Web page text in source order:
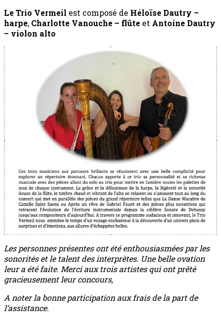
Le Trio Vermeil est composé de Héloïse Dautry –
harpe, Charlotte Vanouche – flûte et Antoine Dautry
– violon alto
Les personnes présentes ont été enthousiasmées par les
sonorités et le talent des interprètes. Une belle ovation
leur a été faite. Merci aux trois artistes qui ont prêté
gracieusement leur concours,
A noter la bonne participation aux frais de la part de
l’assistance.